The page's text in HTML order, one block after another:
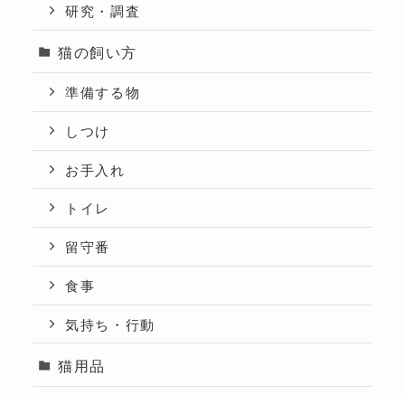
研究・調査
猫の飼い方
準備する物
しつけ
お手入れ
トイレ
留守番
食事
気持ち・行動
猫用品